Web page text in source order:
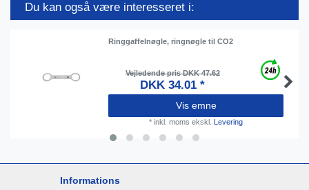
Du kan også være interesseret i:
Ringgaffelnøgle, ringnøgle til CO2
Vejledende pris DKK 47.62
DKK 34.01 *
Vis emne
* inkl. moms ekskl. Levering
Informations